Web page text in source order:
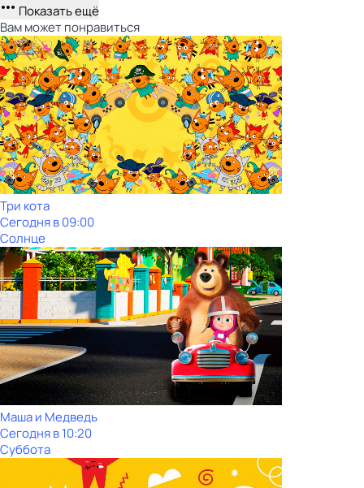
Показать ещё
Вам может понравиться
Три кота
Сегодня в 09:00
Солнце
Маша и Медведь
Сегодня в 10:20
Суббота